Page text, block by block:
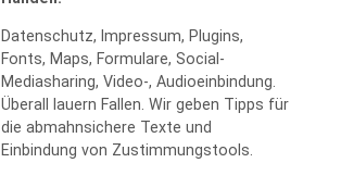
Datenschutz, Impressum, Plugins,
Fonts, Maps, Formulare, Social-
Mediasharing, Video-, Audioeinbindung.
Überall lauern Fallen. Wir geben Tipps für
die abmahnsichere Texte und
Einbindung von Zustimmungstools.